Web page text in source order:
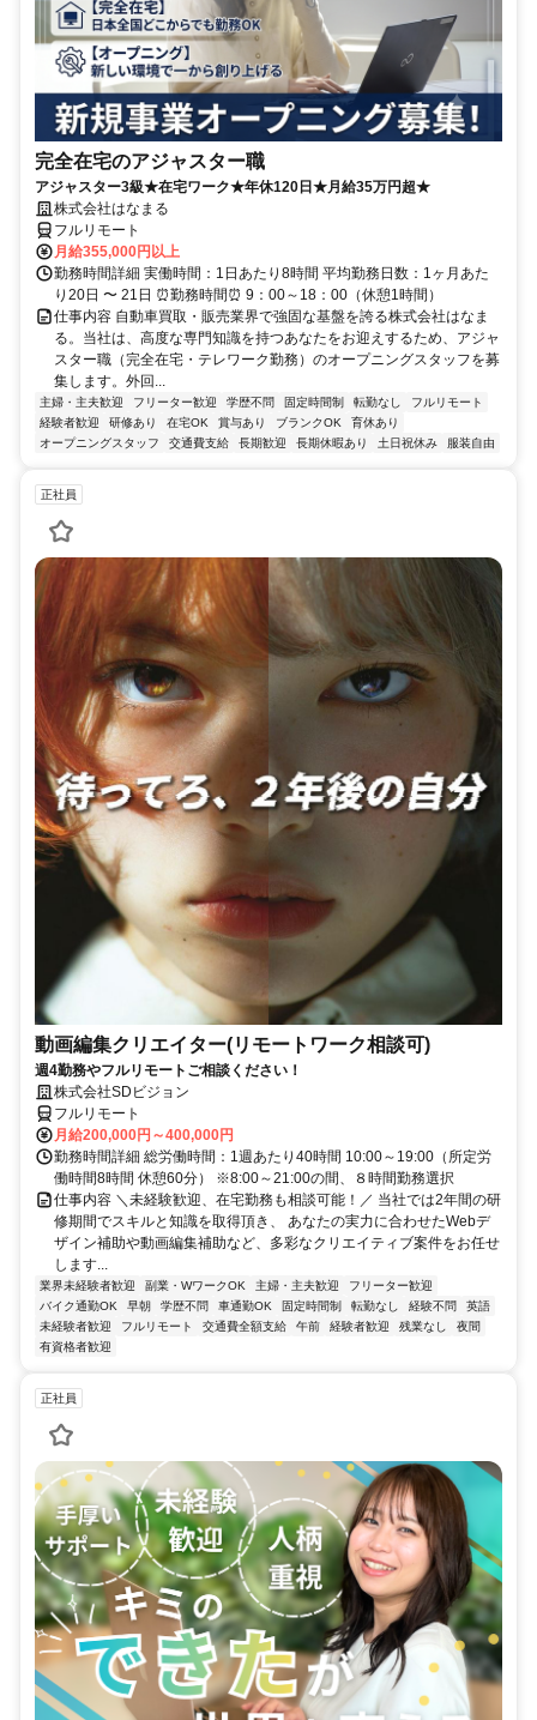
完全在宅のアジャスター職
アジャスター3級★在宅ワーク★年休120日★月給35万円超★
株式会社はなまる
フルリモート
月給355,000円以上
勤務時間詳細 実働時間：1日あたり8時間 平均勤務日数：1ヶ月あた
り20日 〜 21日 ⏰勤務時間⏰ 9：00～18：00（休憩1時間）
仕事内容 自動車買取・販売業界で強固な基盤を誇る株式会社はなま
る。当社は、高度な専門知識を持つあなたをお迎えするため、アジャ
スター職（完全在宅・テレワーク勤務）のオープニングスタッフを募
集します。外回...
主婦・主夫歓迎 フリーター歓迎 学歴不問 固定時間制 転勤なし
フルリモート
経験者歓迎
研修あり 在宅OK 賞与あり ブランクOK
育休あり
オープニングスタッフ
交通費支給 長期歓迎 長期休暇あり 土日祝休み 服装自由
正社員
動画編集クリエイター(リモートワーク相談可)
週4勤務やフルリモートご相談ください！
株式会社SDビジョン
フルリモート
月給200,000円～400,000円
勤務時間詳細 総労働時間：1週あたり40時間 10:00～19:00（所定労
働時間8時間 休憩60分） ※8:00～21:00の間、８時間勤務選択
仕事内容 ＼未経験歓迎、在宅勤務も相談可能！／ 当社では2年間の研
修期間でスキルと知識を取得頂き、 あなたの実力に合わせたWebデ
ザイン補助や動画編集補助など、多彩なクリエイティブ案件をお任せ
します...
業界未経験者歓迎 副業・WワークOK 主婦・主夫歓迎
フリーター歓迎
バイク通勤OK
早朝 学歴不問 車通勤OK 固定時間制 転勤なし 経験不問
英語
未経験者歓迎
フルリモート 交通費全額支給 午前 経験者歓迎 残業なし
夜間
有資格者歓迎
正社員